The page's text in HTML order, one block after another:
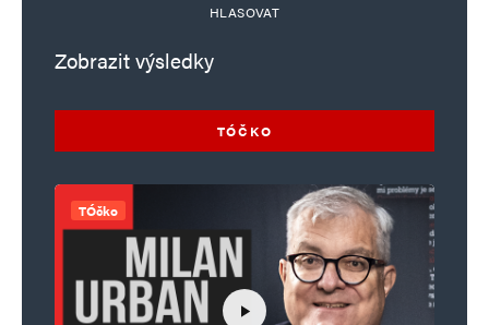
HLASOVAT
Zobrazit výsledky
TÓČKO
TÓčko